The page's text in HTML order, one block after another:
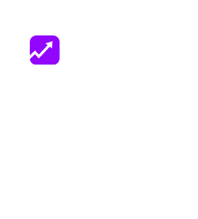
contenuto